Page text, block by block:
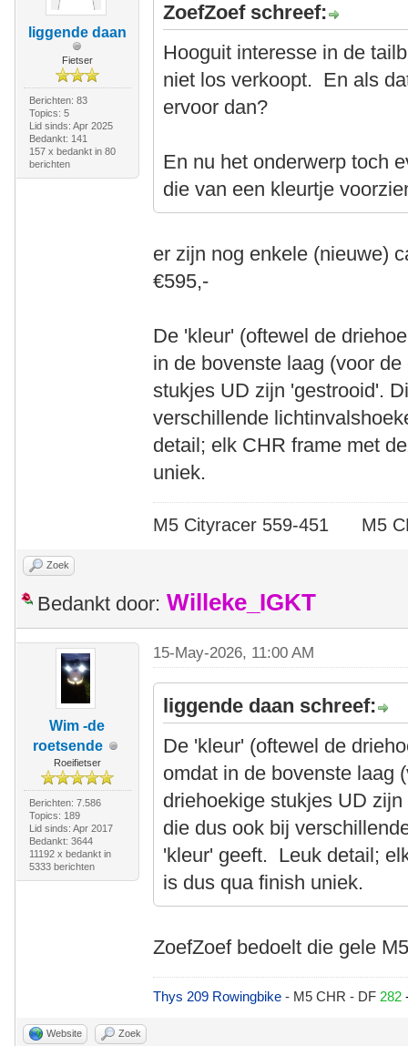
liggende daan
Fietser
Berichten: 83
Topics: 5
Lid sinds: Apr 2025
Bedankt: 141
157 x bedankt in 80
berichten
ZoefZoef schreef:
Hooguit interesse in de
niet los verkoopt. En als
ervoor dan?
En nu het onderwerp toch
die van een kleurtje
er zijn nog enkele (nieuwe)
€595,-
De 'kleur' (oftewel de
in de bovenste laag (voor
stukjes UD zijn 'gestrooid'.
verschillende
detail; elk CHR frame met
uniek.
M5 Cityracer 559-451 M5
Zoek
Bedankt door: Willeke_IGKT
Wim -de
roetsende
Roeifietser
Berichten: 7.586
Topics: 189
Lid sinds: Apr 2017
Bedankt: 3644
11192 x bedankt in
5333 berichten
15-May-2026, 11:00 AM
liggende daan schreef:
De 'kleur' (oftewel de
omdat in de bovenste laag
driehoekige stukjes UD
die dus ook bij
'kleur' geeft. Leuk detail;
is dus qua finish uniek.
ZoefZoef bedoelt die gele
Thys 209 Rowingbike- M5 CHR - DF 282
Website Zoek